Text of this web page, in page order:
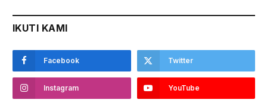
IKUTI KAMI
Facebook Twitter
Instagram YouTube